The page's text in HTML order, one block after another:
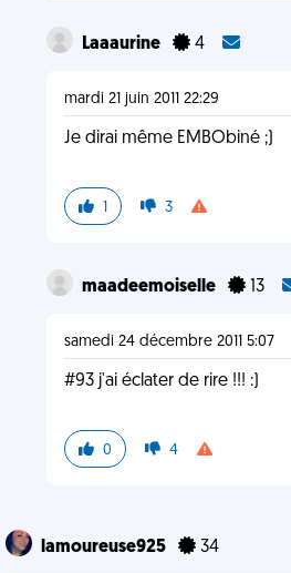
Laaaurine 4
mardi 21 juin 2011 22:29
Je dirai même EMBObiné ;)
1 3
maadeemoiselle 13
samedi 24 décembre 2011 5:07
#93 j'ai éclater de rire !!! :)
0 4
lamoureuse925 34